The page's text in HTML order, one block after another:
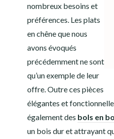
nombreux besoins et
préférences. Les plats
en chêne que nous
avons évoqués
précédemment ne sont
qu’un exemple de leur
offre. Outre ces pièces
élégantes et
également des bols en
un bois dur et attrayant